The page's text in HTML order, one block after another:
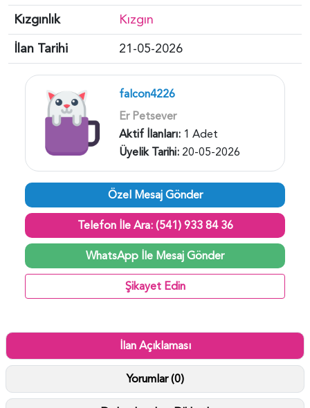
Kızgınlık
Kızgın
İlan Tarihi
21-05-2026
falcon4226
Er Petsever
Aktif İlanları: 1 Adet
Üyelik Tarihi: 20-05-2026
Özel Mesaj Gönder
Telefon İle Ara: (541) 933 84 36
WhatsApp İle Mesaj Gönder
Şikayet Edin
İlan Açıklaması
Yorumlar (0)